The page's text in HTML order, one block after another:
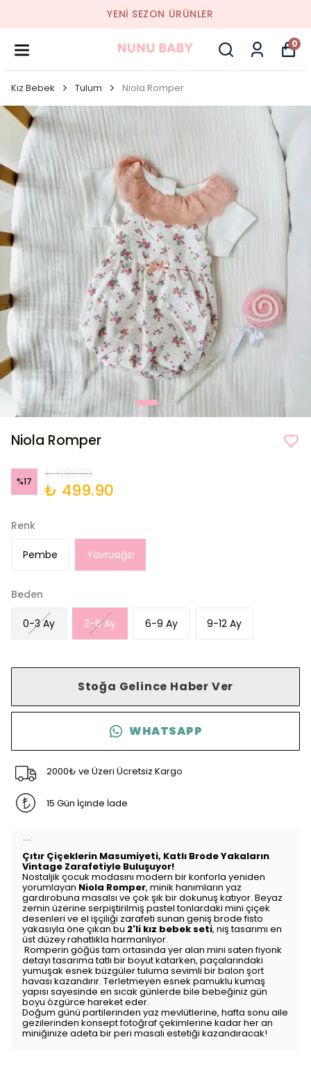
YENI SEZON ÜRÜNLER
0
Kız Bebek Tulum Niola Romper
Niola Romper
%17 ₺ 599.90
₺ 499.90
Renk
Pembe Yavruağzı
Beden
0-3 Ay 3-6 Ay 6-9 Ay 9-12 Ay
Stoğa Gelince Haber Ver
WHATSAPP
2000₺ ve Üzeri Ücretsiz Kargo
15 Gün İçinde İade
Çıtır Çiçeklerin Masumiyeti, Katlı Brode Yakaların
Vintage Zarafetiyle Buluşuyor!
Nostaljik çocuk modasını modern bir konforla yeniden
yorumlayan Niola Romper, minik hanımların yaz
gardırobuna masalsı ve çok şık bir dokunuş katıyor. Beyaz
zemin üzerine serpiştirilmiş pastel tonlardaki mini çiçek
desenleri ve el işçiliği zarafeti sunan geniş brode fisto
yakasıyla öne çıkan bu 2'li kız bebek seti, niş tasarımı en
üst düzey rahatlıkla harmanlıyor.
Romperin göğüs tam ortasında yer alan mini saten fiyonk
detayı tasarıma tatlı bir boyut katarken, paçalarındaki
yumuşak esnek büzgüler tuluma sevimli bir balon şort
havası kazandırır. Terletmeyen esnek pamuklu kumaş
yapısı sayesinde en sıcak günlerde bile bebeğiniz gün
boyu özgürce hareket eder.
Doğum günü partilerinden yaz mevlütlerine, hafta sonu aile
gezilerinden konsept fotoğraf çekimlerine kadar her an
miniğinize adeta bir peri masalı estetiği kazandıracak!